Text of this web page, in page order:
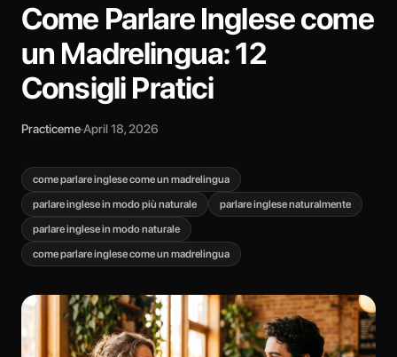
Come Parlare Inglese come
un Madrelingua: 12
Consigli Pratici
Practiceme·April 18, 2026
come parlare inglese come un madrelingua
parlare inglese in modo più naturale
parlare inglese naturalmente
parlare inglese in modo naturale
come parlare inglese come un madrelingua